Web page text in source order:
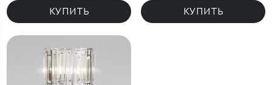
КУПИТЬ КУПИТЬ